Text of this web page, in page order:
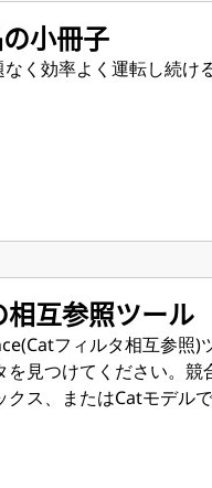
小冊子
く効率よく運転し続け
相互参照ツール
フィルタ相互参照)
見つけてください。競
クス、またはCatモデル